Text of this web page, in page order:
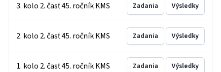
3. kolo 2. časť 45. ročník KMS Zadania Výsledky
2. kolo 2. časť 45. ročník KMS Zadania Výsledky
1. kolo 2. časť 45. ročník KMS Zadania Výsledky